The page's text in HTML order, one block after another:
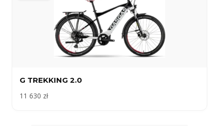
G TREKKING 2.0
11 630 zł